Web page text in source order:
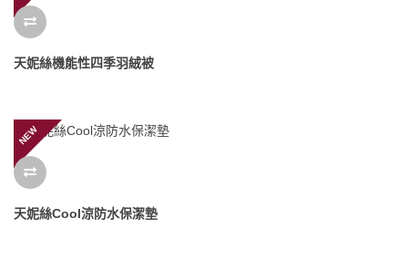
天妮絲機能性四季羽絨被
NEW
天妮絲Cool涼防水保潔墊